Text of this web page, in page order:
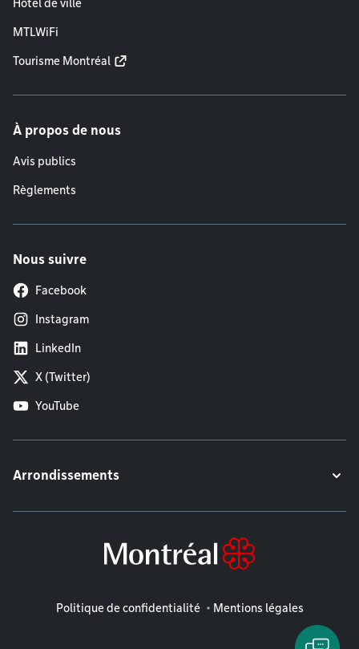
Hôtel de ville
MTLWiFi
Tourisme Montréal
À propos de nous
Avis publics
Règlements
Nous suivre
Facebook
Instagram
LinkedIn
X (Twitter)
YouTube
Arrondissements
Mentions légales
Politique de confidentialité Mentions légales